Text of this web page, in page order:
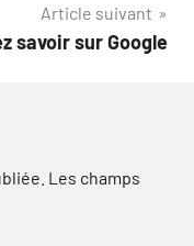
Article suivant
savoir sur Google
Les champs